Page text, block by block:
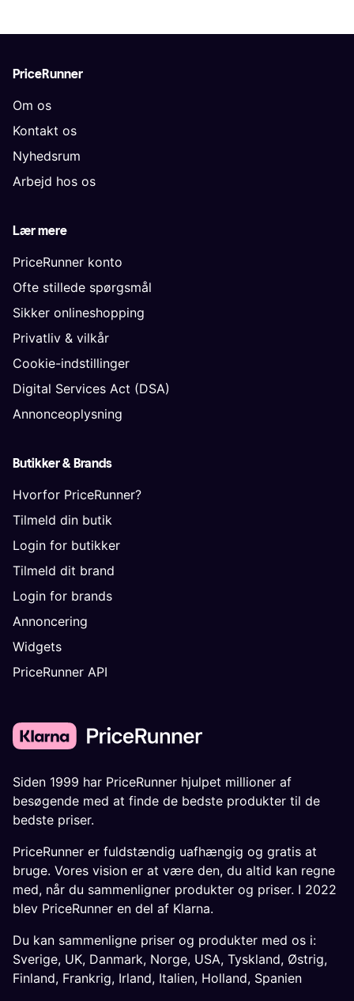
PriceRunner
Om os
Kontakt os
Nyhedsrum
Arbejd hos os
Lær mere
PriceRunner konto
Ofte stillede spørgsmål
Sikker onlineshopping
Privatliv & vilkår
Cookie-indstillinger
Digital Services Act (DSA)
Annonceoplysning
Butikker & Brands
Hvorfor PriceRunner?
Tilmeld din butik
Login for butikker
Tilmeld dit brand
Login for brands
Annoncering
Widgets
PriceRunner API
Siden 1999 har PriceRunner hjulpet millioner af
besøgende med at finde de bedste produkter til de
bedste priser.
PriceRunner er fuldstændig uafhængig og gratis at
bruge. Vores vision er at være den, du altid kan regne
med, når du sammenligner produkter og priser. I 2022
blev PriceRunner en del af Klarna.
Du kan sammenligne priser og produkter med os i:
Sverige, UK, Danmark, Norge, USA, Tyskland, Østrig,
Finland, Frankrig, Irland, Italien, Holland, Spanien